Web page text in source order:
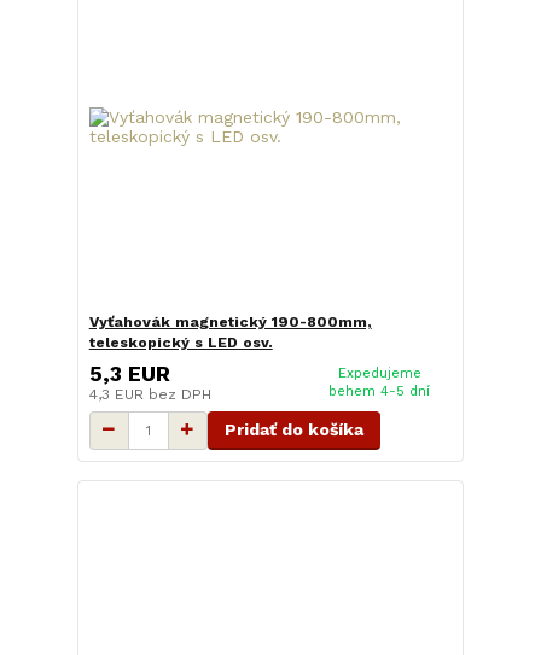
Vyťahovák magnetický 190-800mm,
teleskopický s LED osv.
5,3 EUR
4,3 EUR bez DPH
Expedujeme
behem 4-5 dní
Pridať do košíka